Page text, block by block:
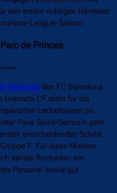
den ersten richtigen Härtetest
League-Saison.
de Princes
Heimsieg des FC Barcelona
Granada CF steht für die
Leckerbissen an.
Paris Saint-Germain geht
entscheidenden Schritt
F. Für diese Mission
seinen Rochaden am
Personal sowie gut